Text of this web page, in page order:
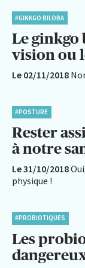
#GINKGO BILOBA
Le ginkgo
vision ou
Le 02/11/2018
#POSTURE
Rester
à notre
Le 31/10/2018
physique !
#PROBIOTIQUES
Les